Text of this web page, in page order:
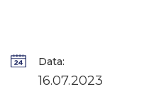
Data:
16.07.2023